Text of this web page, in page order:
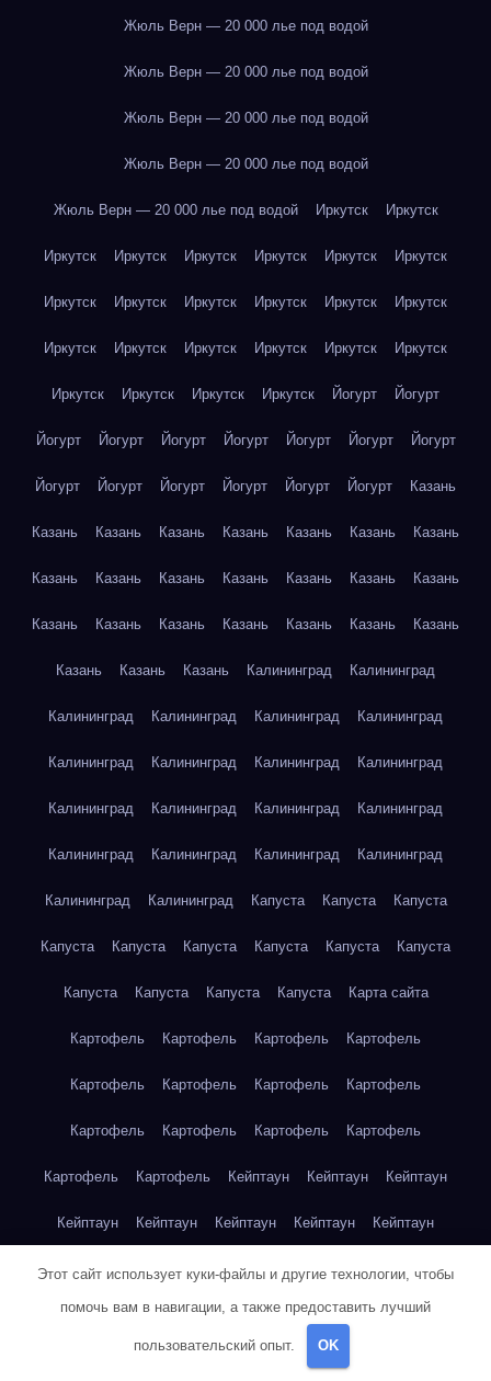
Жюль Верн — 20 000 лье под водой
Жюль Верн — 20 000 лье под водой
Жюль Верн — 20 000 лье под водой
Жюль Верн — 20 000 лье под водой
Жюль Верн — 20 000 лье под водой Иркутск Иркутск
Иркутск Иркутск Иркутск Иркутск Иркутск Иркутск
Иркутск Иркутск Иркутск Иркутск Иркутск Иркутск
Иркутск Иркутск Иркутск Иркутск Иркутск Иркутск
Иркутск Иркутск Иркутск Иркутск Йогурт Йогурт
Йогурт Йогурт Йогурт Йогурт Йогурт Йогурт Йогурт
Йогурт Йогурт Йогурт Йогурт Йогурт Йогурт Казань
Казань Казань Казань Казань Казань Казань Казань
Казань Казань Казань Казань Казань Казань Казань
Казань Казань Казань Казань Казань Казань Казань
Казань Казань Казань Калининград Калининград
Калининград Калининград Калининград Калининград
Калининград Калининград Калининград Калининград
Калининград Калининград Калининград Калининград
Калининград Калининград Калининград Калининград
Калининград Калининград Капуста Капуста Капуста
Капуста Капуста Капуста Капуста Капуста Капуста
Капуста Капуста Капуста Капуста Карта сайта
Картофель Картофель Картофель Картофель
Картофель Картофель Картофель Картофель
Картофель Картофель Картофель Картофель
Картофель Картофель Кейптаун Кейптаун Кейптаун
Кейптаун Кейптаун Кейптаун Кейптаун Кейптаун
Кейптаун Кейптаун Кейптаун Кейптаун Кейптаун
Кейптаун Кейптаун Кейптаун Кейптаун Кейптаун
Клубника
Этот сайт использует куки-файлы и другие технологии, чтобы
помочь вам в навигации, а также предоставить лучший
пользовательский опыт. OK